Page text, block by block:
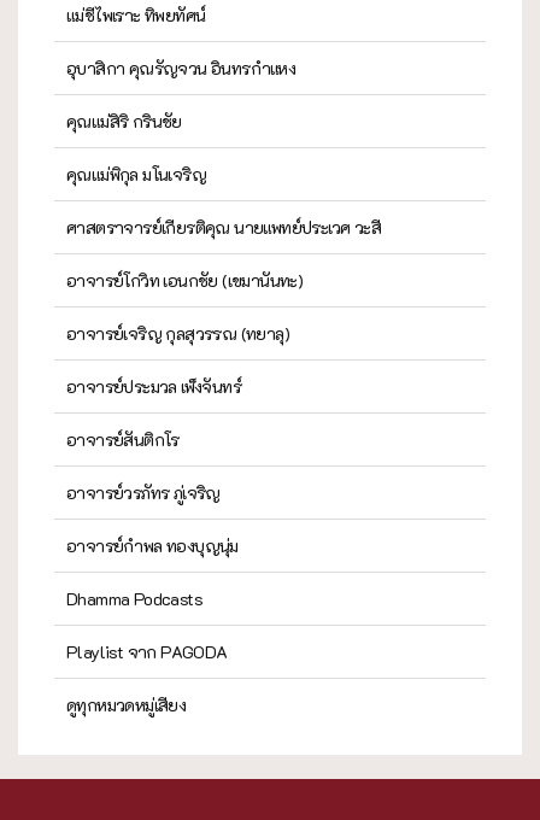
แม่ชีไพเราะ ทิพยทัศน์
อุบาสิกา คุณรัญจวน อินทรกำแหง
คุณแม่สิริ กรินชัย
คุณแม่พิกุล มโนเจริญ
ศาสตราจารย์เกียรติคุณ นายแพทย์ประเวศ วะสี
อาจารย์โกวิท เอนกชัย (เขมานันทะ)
อาจารย์เจริญ กุลสุวรรณ (ทยาลุ)
อาจารย์ประมวล เพ็งจันทร์
อาจารย์สันติกโร
อาจารย์วรภัทร ภู่เจริญ
อาจารย์กำพล ทองบุญนุ่ม
Dhamma Podcasts
Playlist จาก PAGODA
ดูทุกหมวดหมู่เสียง